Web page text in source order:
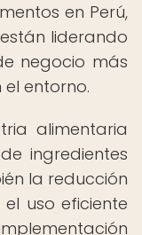
en Perú,
liderando
negocio más
entorno.
alimentaria
ingredientes
la reducción
uso eficiente